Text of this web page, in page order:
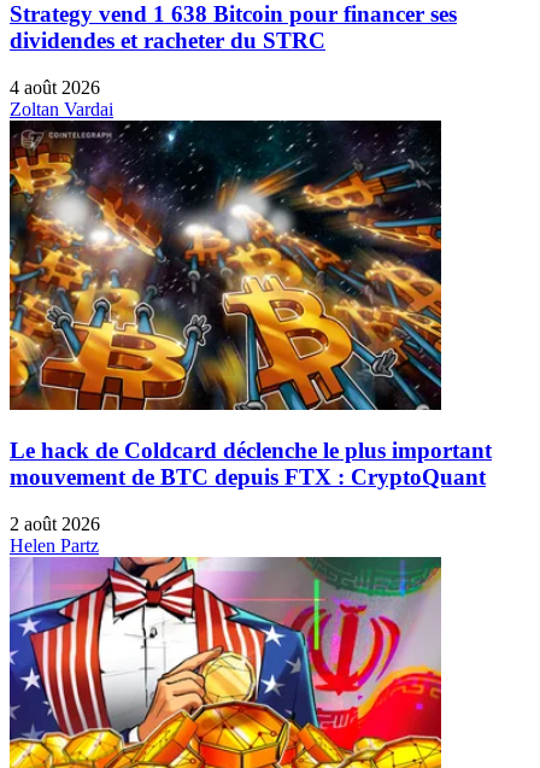
Strategy vend 1 638 Bitcoin pour financer ses
dividendes et racheter du STRC
4 août 2026
Zoltan Vardai
Le hack de Coldcard déclenche le plus important
mouvement de BTC depuis FTX : CryptoQuant
2 août 2026
Helen Partz